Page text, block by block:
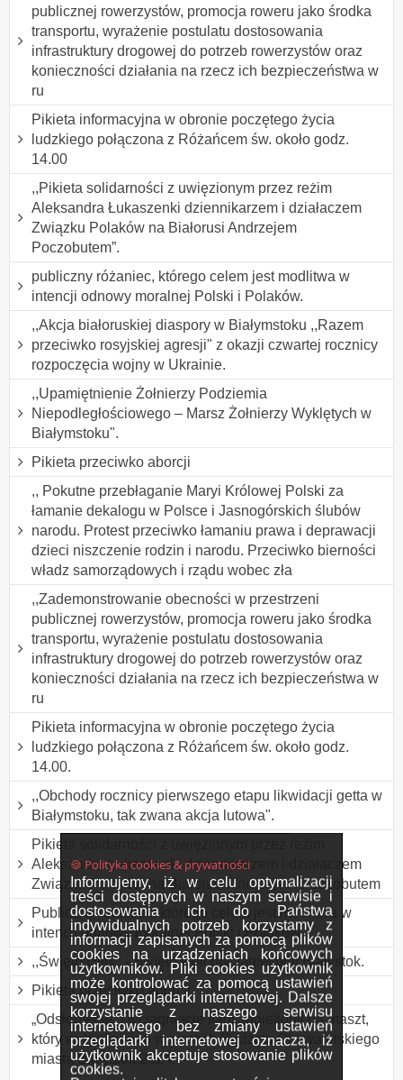
🍪 Polityka cookies & prywatności
Informujemy, iż w celu optymalizacji
treści dostępnych w naszym serwisie i
dostosowania ich do Państwa
indywidualnych potrzeb korzystamy z
informacji zapisanych za pomocą plików
cookies na urządzeniach końcowych
użytkowników. Pliki cookies użytkownik
może kontrolować za pomocą ustawień
swojej przeglądarki internetowej. Dalsze
korzystanie z naszego serwisu
internetowego bez zmiany ustawień
przeglądarki internetowej oznacza, iż
użytkownik akceptuje stosowanie plików
cookies.
publicznej rowerzystów, promocja roweru jako środka
transportu, wyrażenie postulatu dostosowania
infrastruktury drogowej do potrzeb rowerzystów oraz
konieczności działania na rzecz ich bezpieczeństwa w
ru
Pikieta informacyjna w obronie poczętego życia
ludzkiego połączona z Różańcem św. około godz.
14.00
,,Pikieta solidarności z uwięzionym przez reżim
Aleksandra Łukaszenki dziennikarzem i działaczem
Związku Polaków na Białorusi Andrzejem
Poczobutem”.
publiczny różaniec, którego celem jest modlitwa w
intencji odnowy moralnej Polski i Polaków.
,,Akcja białoruskiej diaspory w Białymstoku ,,Razem
przeciwko rosyjskiej agresji" z okazji czwartej rocznicy
rozpoczęcia wojny w Ukrainie.
,,Upamiętnienie Żołnierzy Podziemia
Niepodległościowego – Marsz Żołnierzy Wyklętych w
Białymstoku".
Pikieta przeciwko aborcji
,, Pokutne przebłaganie Maryi Królowej Polski za
łamanie dekalogu w Polsce i Jasnogórskich ślubów
narodu. Protest przeciwko łamaniu prawa i deprawacji
dzieci niszczenie rodzin i narodu. Przeciwko bierności
władz samorządowych i rządu wobec zła
,,Zademonstrowanie obecności w przestrzeni
publicznej rowerzystów, promocja roweru jako środka
transportu, wyrażenie postulatu dostosowania
infrastruktury drogowej do potrzeb rowerzystów oraz
konieczności działania na rzecz ich bezpieczeństwa w
ru
Pikieta informacyjna w obronie poczętego życia
ludzkiego połączona z Różańcem św. około godz.
14.00.
,,Obchody rocznicy pierwszego etapu likwidacji getta w
Białymstoku, tak zwana akcja lutowa".
Pikieta solidarności z uwięzionym przez reżim
Aleksandra Łukaszenki dziennikarzem i działaczem
Związku Polaków na Białorusi Andrzejem Poczobutem
Publiczny różaniec, którego celem jest modlitwa w
intencji odnowy moralnej Polski i Polaków.
,,Święto Ultry" - Święto kibiców Jagiellonii Białystok.
Pikieta przeciwko aborcji
„Odsłonięcie” i wciągnięcie flagi Jagiellonii na maszt,
który wybudowano w ramach Budżetu Obywatelskiego
miasta Białystok 2024.